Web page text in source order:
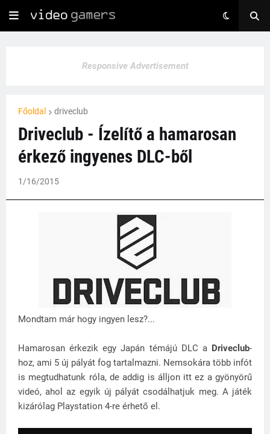
Responsive Advertisement
Főoldal driveclub
Driveclub - Ízelítő a hamarosan
érkező ingyenes DLC-ből
1/16/2015
Mondtam már hogy ingyen lesz?...
Hamarosan érkezik egy Japán témájú DLC a Driveclub-
hoz, ami 5 új pályát fog tartalmazni. Nemsokára több infót
is megtudhatunk róla, de addig is álljon itt ez a gyönyörű
videó, ahol az egyik új pályát csodálhatjuk meg. A játék
kizárólag Playstation 4-re érhető el.